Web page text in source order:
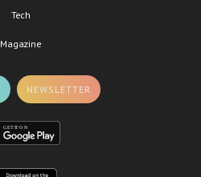
Tech
Magazine
NEWSLETTER